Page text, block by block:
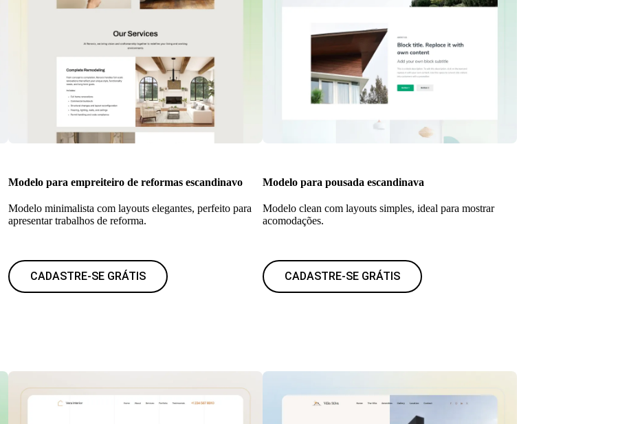
Modelo para empreiteiro de reformas escandinavo
Modelo minimalista com layouts elegantes, perfeito para
apresentar trabalhos de reforma.
CADASTRE-SE GRÁTIS
Modelo para pousada escandinava
Modelo clean com layouts simples, ideal para mostrar
acomodações.
CADASTRE-SE GRÁTIS